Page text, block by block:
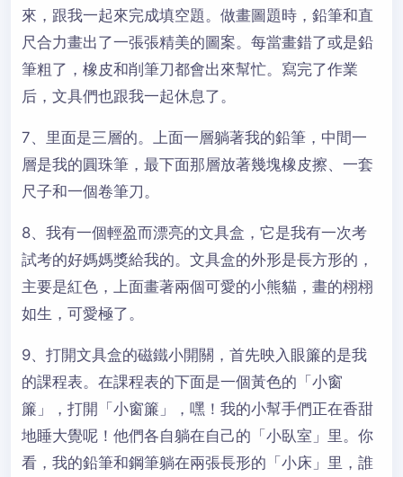
來，跟我一起來完成填空題。做畫圖題時，鉛筆和直
尺合力畫出了一張張精美的圖案。每當畫錯了或是鉛
筆粗了，橡皮和削筆刀都會出來幫忙。寫完了作業
后，文具們也跟我一起休息了。
7、里面是三層的。上面一層躺著我的鉛筆，中間一
層是我的圓珠筆，最下面那層放著幾塊橡皮擦、一套
尺子和一個卷筆刀。
8、我有一個輕盈而漂亮的文具盒，它是我有一次考
試考的好媽媽獎給我的。文具盒的外形是長方形的，
主要是紅色，上面畫著兩個可愛的小熊貓，畫的栩栩
如生，可愛極了。
9、打開文具盒的磁鐵小開關，首先映入眼簾的是我
的課程表。在課程表的下面是一個黃色的「小窗
簾」，打開「小窗簾」，嘿！我的小幫手們正在香甜
地睡大覺呢！他們各自躺在自己的「小臥室」里。你
看，我的鉛筆和鋼筆躺在兩張長形的「小床」里，誰